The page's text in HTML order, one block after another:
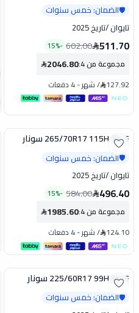
🛡️الضمان: خمس سنوات
تايوان/تاريخ 2025
511.70
602.00
-
15%
مجموعة من 4 :
2046.80
127.92
/شهر-4 دفعات
تخفيض 265/70R17 115H SX-5 سونار
🛡️الضمان: خمس سنوات
تايوان/تاريخ 2025
496.40
584.00
-
15%
مجموعة من 4 :
1985.60
124.10
/شهر-4 دفعات
تخفيض 225/60R17 99H SX-5 سونار
🛡️الضمان: خمس سنوات